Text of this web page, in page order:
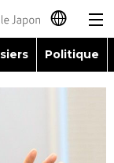
日本語 Politique